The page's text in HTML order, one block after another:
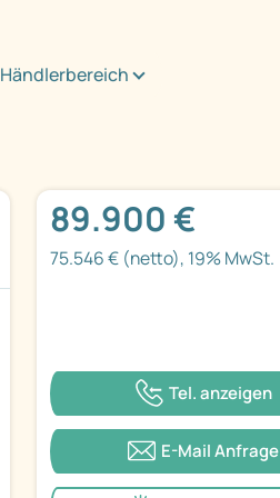
Händlerbereich
89.900 €
75.546 € (netto), 19% MwSt.
Tel. anzeigen
E-Mail Anfrage